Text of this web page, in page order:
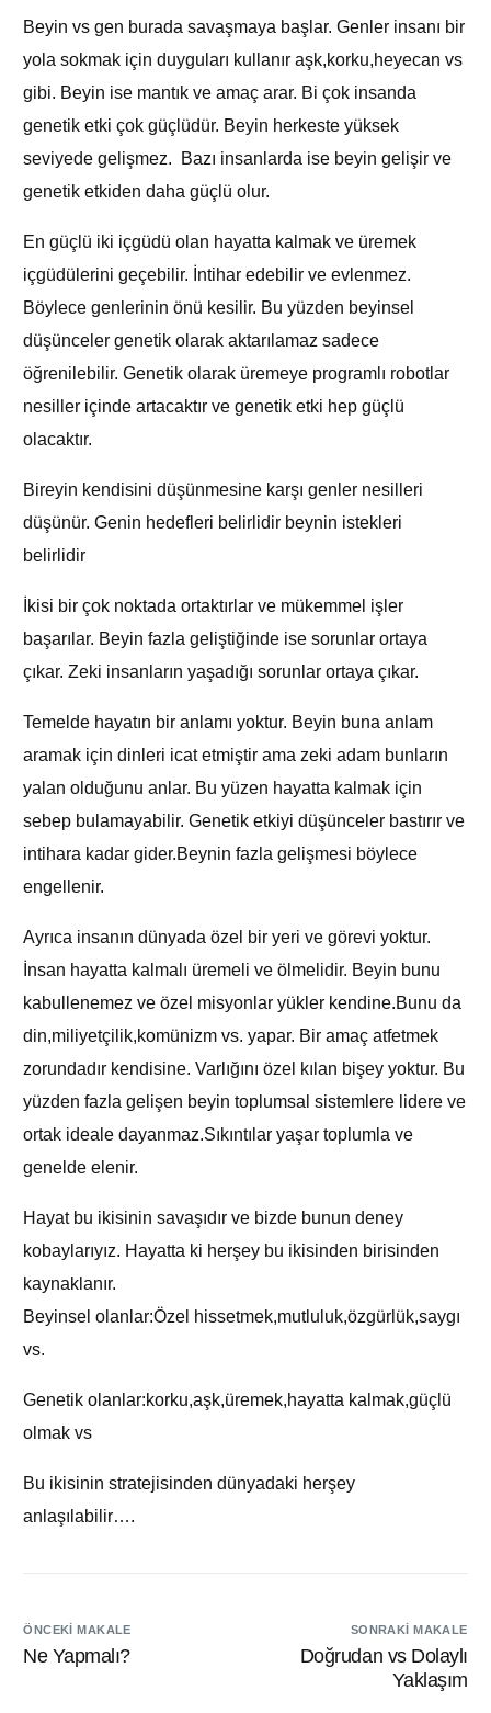
Beyin vs gen burada savaşmaya başlar. Genler insanı bir
yola sokmak için duyguları kullanır aşk,korku,heyecan vs
gibi. Beyin ise mantık ve amaç arar. Bi çok insanda
genetik etki çok güçlüdür. Beyin herkeste yüksek
seviyede gelişmez. Bazı insanlarda ise beyin gelişir ve
genetik etkiden daha güçlü olur.
En güçlü iki içgüdü olan hayatta kalmak ve üremek
içgüdülerini geçebilir. İntihar edebilir ve evlenmez.
Böylece genlerinin önü kesilir. Bu yüzden beyinsel
düşünceler genetik olarak aktarılamaz sadece
öğrenilebilir. Genetik olarak üremeye programlı robotlar
nesiller içinde artacaktır ve genetik etki hep güçlü
olacaktır.
Bireyin kendisini düşünmesine karşı genler nesilleri
düşünür. Genin hedefleri belirlidir beynin istekleri
belirlidir
İkisi bir çok noktada ortaktırlar ve mükemmel işler
başarılar. Beyin fazla geliştiğinde ise sorunlar ortaya
çıkar. Zeki insanların yaşadığı sorunlar ortaya çıkar.
Temelde hayatın bir anlamı yoktur. Beyin buna anlam
aramak için dinleri icat etmiştir ama zeki adam bunların
yalan olduğunu anlar. Bu yüzen hayatta kalmak için
sebep bulamayabilir. Genetik etkiyi düşünceler bastırır ve
intihara kadar gider.Beynin fazla gelişmesi böylece
engellenir.
Ayrıca insanın dünyada özel bir yeri ve görevi yoktur.
İnsan hayatta kalmalı üremeli ve ölmelidir. Beyin bunu
kabullenemez ve özel misyonlar yükler kendine.Bunu da
din,miliyetçilik,komünizm vs. yapar. Bir amaç atfetmek
zorundadır kendisine. Varlığını özel kılan bişey yoktur. Bu
yüzden fazla gelişen beyin toplumsal sistemlere lidere ve
ortak ideale dayanmaz.Sıkıntılar yaşar toplumla ve
genelde elenir.
Hayat bu ikisinin savaşıdır ve bizde bunun deney
kobaylarıyız. Hayatta ki herşey bu ikisinden birisinden
kaynaklanır.
Beyinsel olanlar:Özel hissetmek,mutluluk,özgürlük,saygı
vs.
Genetik olanlar:korku,aşk,üremek,hayatta kalmak,güçlü
olmak vs
Bu ikisinin stratejisinden dünyadaki herşey
anlaşılabilir….
ÖNCEKI MAKALE
Ne Yapmalı?
SONRAKI MAKALE
Doğrudan vs Dolaylı
Yaklaşım